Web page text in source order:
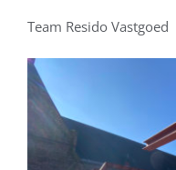
Team Resido Vastgoed